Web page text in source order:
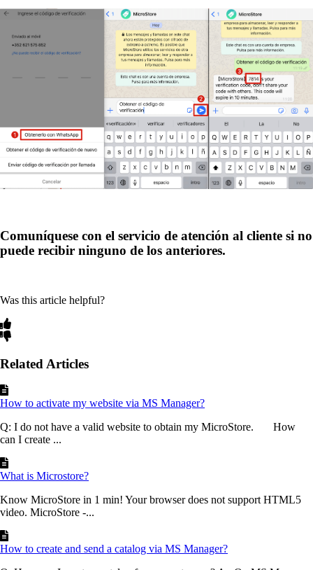
Comuníquese con el servicio de atención al cliente si no
puede recibir ninguno de los anteriores.
Was this article helpful?
Related Articles
How to activate my website via MS Manager?
Q: I do not have a valid website to obtain my MicroStore. How
can I create ...
What is Microstore?
Know MicroStore in 1 min! Your browser does not support HTML5
video. MicroStore -...
How to create and send a catalog via MS Manager?